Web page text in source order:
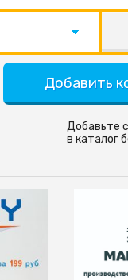
Добавить
Добавьте
в каталог